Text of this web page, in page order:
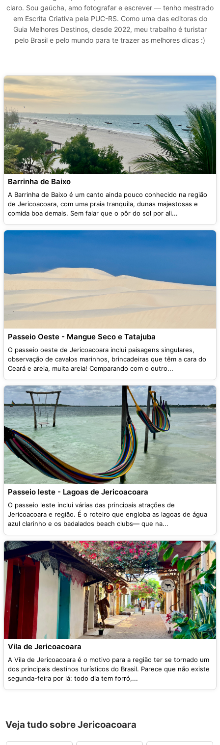
claro. Sou gaúcha, amo fotografar e escrever — tenho mestrado
em Escrita Criativa pela PUC-RS. Como uma das editoras do
Guia Melhores Destinos, desde 2022, meu trabalho é turistar
pelo Brasil e pelo mundo para te trazer as melhores dicas :)
Barrinha de Baixo
A Barrinha de Baixo é um canto ainda pouco conhecido na região
de Jericoacoara, com uma praia tranquila, dunas majestosas e
comida boa demais. Sem falar que o pôr do sol por ali...
Passeio Oeste - Mangue Seco e Tatajuba
O passeio oeste de Jericoacoara inclui paisagens singulares,
observação de cavalos marinhos, brincadeiras que têm a cara do
Ceará e areia, muita areia! Comparando com o outro...
Passeio leste - Lagoas de Jericoacoara
O passeio leste inclui várias das principais atrações de
Jericoacoara e região. É o roteiro que engloba as lagoas de água
azul clarinho e os badalados beach clubs— que na...
Vila de Jericoacoara
A Vila de Jericoacoara é o motivo para a região ter se tornado um
dos principais destinos turísticos do Brasil. Parece que não existe
segunda-feira por lá: todo dia tem forró,...
Veja tudo sobre Jericoacoara